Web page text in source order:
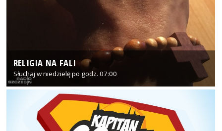
RELIGIA NA FALI
Słuchaj w niedzielę po godz. 07:00